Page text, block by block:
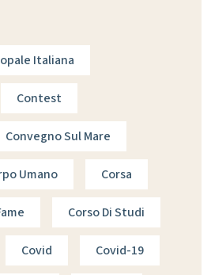
Italiana
Contest
Convegno Sul Mare
Umano Corsa
Corso Di Studi
Covid Covid-19